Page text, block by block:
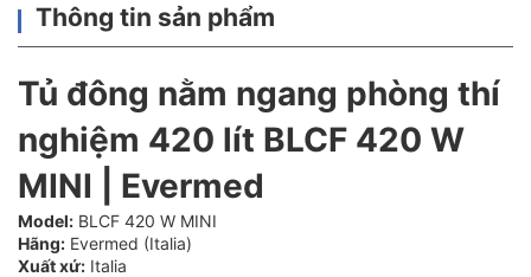
Thông tin sản phẩm
Tủ đông nằm ngang phòng thí
nghiệm 420 lít BLCF 420 W
MINI | Evermed
Model: BLCF 420 W MINI
Hãng: Evermed (Italia)
Xuất xứ: Italia